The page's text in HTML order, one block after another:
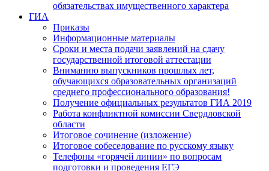
обязательствах имущественного характера
ГИА
Приказы
Информационные материалы
Сроки и места подачи заявлений на сдачу
государственной итоговой аттестации
Вниманию выпускников прошлых лет,
обучающихся образовательных организаций
среднего профессионального образования!
Получение официальных результатов ГИА 2019
Работа конфликтной комиссии Свердловской
области
Итоговое сочинение (изложение)
Итоговое собеседование по русскому языку
Телефоны «горячей линии» по вопросам
подготовки и проведения ЕГЭ